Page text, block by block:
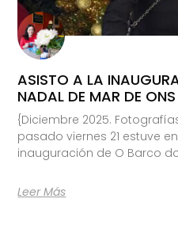
ASISTO A LA
NADAL DE MAR DE
{Diciembre 2025.
pasado viernes 21 estuve
inauguración de O Barco
Leer Más